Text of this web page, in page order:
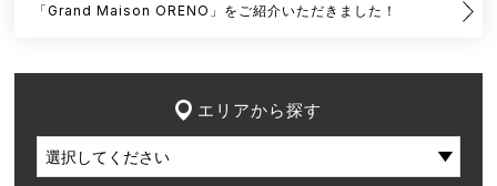
「Grand Maison ORENO」をご紹介いただきました！
エリアから探す